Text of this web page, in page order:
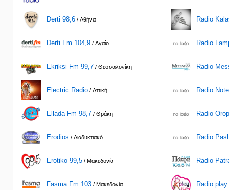
Derti 98,6 / Αθήνα
Derti Fm 104,9 / Αγαίο
Ekriksi Fm 99,7 / Θεσσαλονίκη
Electric Radio / Αττική
Ellada Fm 98,7 / Θράκη
Erodios / Διαδυκτιακό
Erotiko 99,5 / Μακεδονία
Fasma Fm 103 / Μακεδονία
Radio
Radio
Radio
Radio
Radio
Radio
Radio
Radio